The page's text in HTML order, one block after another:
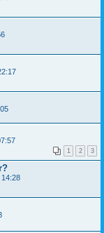
1 2 3
14:28